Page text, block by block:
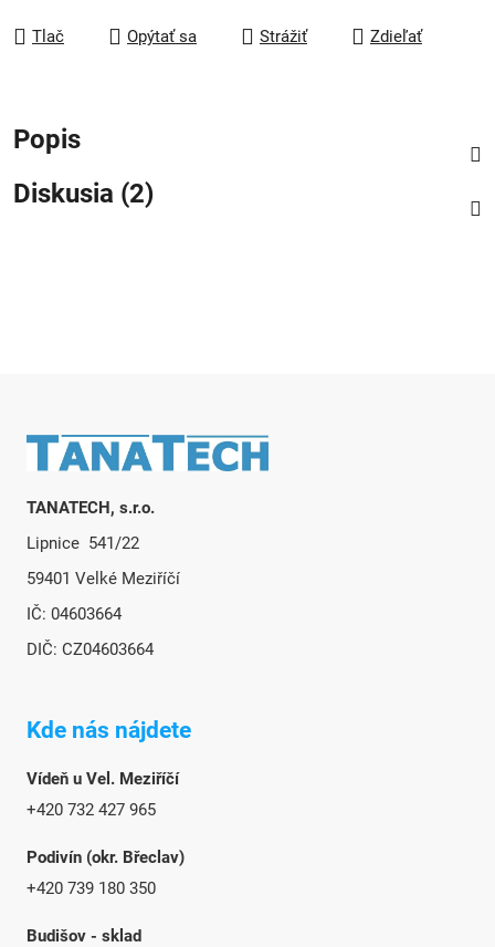
Tlač Opýtať sa Strážiť Zdieľať
Popis
Diskusia (2)
Zápätie
TANATECH, s.r.o.
Lipnice 541/22
59401 Velké Meziříčí
IČ: 04603664
DIČ: CZ04603664
Kde nás nájdete
Vídeň u Vel. Meziříčí
+420 732 427 965
Podivín (okr. Břeclav)
+420 739 180 350
Budišov - sklad